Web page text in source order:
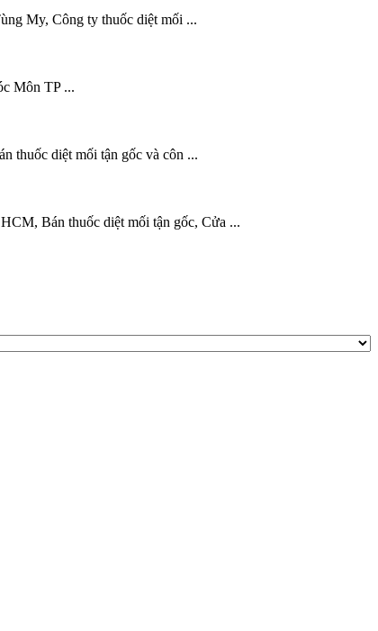
My, Công ty thuốc diệt mối ...
Môn TP ...
thuốc diệt mối tận gốc và côn ...
Bán thuốc diệt mối tận gốc, Cửa ...